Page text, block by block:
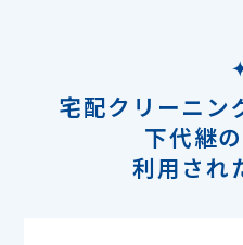
宅配クリーニン
下代継
利用され